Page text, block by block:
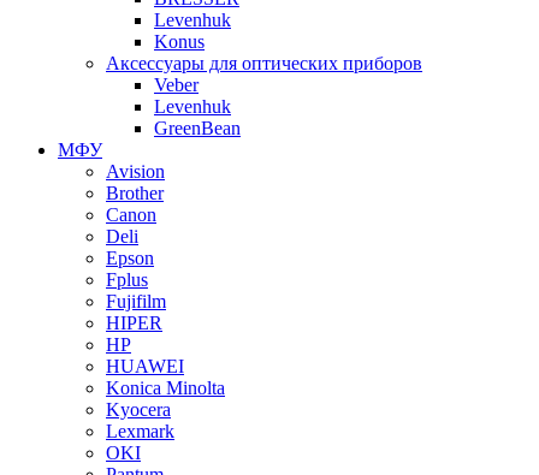
Levenhuk
Konus
Аксессуары для оптических приборов
Veber
Levenhuk
GreenBean
МФУ
Avision
Brother
Canon
Deli
Epson
Fplus
Fujifilm
HIPER
HP
HUAWEI
Konica Minolta
Kyocera
Lexmark
OKI